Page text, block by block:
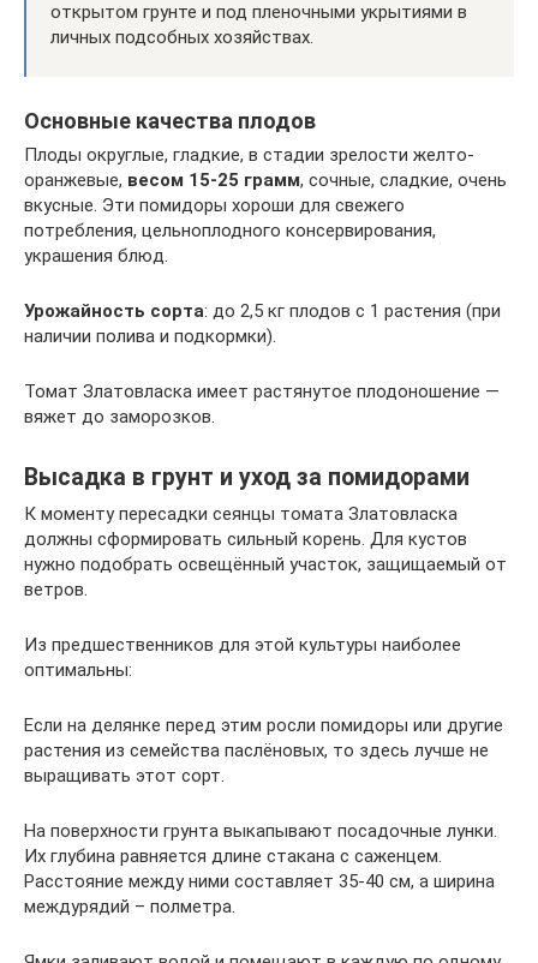
открытом грунте и под пленочными укрытиями в
личных подсобных хозяйствах.
Основные качества плодов
Плоды округлые, гладкие, в стадии зрелости желто-
оранжевые, весом 15-25 грамм, сочные, сладкие, очень
вкусные. Эти помидоры хороши для свежего
потребления, цельноплодного консервирования,
украшения блюд.
Урожайность сорта: до 2,5 кг плодов с 1 растения (при
наличии полива и подкормки).
Томат Златовласка имеет растянутое плодоношение —
вяжет до заморозков.
Высадка в грунт и уход за помидорами
К моменту пересадки сеянцы томата Златовласка
должны сформировать сильный корень. Для кустов
нужно подобрать освещённый участок, защищаемый от
ветров.
Из предшественников для этой культуры наиболее
оптимальны:
Если на делянке перед этим росли помидоры или другие
растения из семейства паслёновых, то здесь лучше не
выращивать этот сорт.
На поверхности грунта выкапывают посадочные лунки.
Их глубина равняется длине стакана с саженцем.
Расстояние между ними составляет 35-40 см, а ширина
междурядий – полметра.